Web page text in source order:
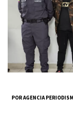
POR AGENCIA